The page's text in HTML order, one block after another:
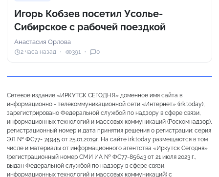
Игорь Кобзев посетил Усолье-
Сибирское с рабочей поездкой
Анастасия Орлова
2 часа назад 391 0
Сетевое издание «ИРКУТСК СЕГОДНЯ» доменное имя сайта в
информационно - телекоммуникационной сети «Интернет» (irk.today),
зарегистрировано Федеральной службой по надзору в сфере связи,
информационных технологий и массовых коммуникаций (Роскомнадзор),
регистрационный номер и дата принятия решения о регистрации: серия
ЭЛ № ФС77- 74945 от 25.01.2019г. На сайте irk.today размещаются в том
числе и материалы от информационного агентства «Иркутск Сегодня»
(регистрационный номер СМИ ИА № ФС77-85643 от 21 июля 2023 г.,
выдан Федеральной службой по надзору в сфере связи,
информационных технологий и массовых коммуникаций) с